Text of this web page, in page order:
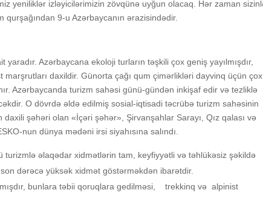
yeniliklər izləyicilərimizin zövqünə uyğun olacaq. Hər zaman
9-u Azərbaycanın ərazisindədir.
Azərbaycana ekoloji turların təşkili çox geniş yayılmışdır,
daxildir. Günorta çağı qum çimərlikləri dayvinq üçün çox
Azərbaycanda turizm sahəsi günü-gündən inkişaf edir və tezliklə
O dövrdə əldə edilmiş sosial-iqtisadi təcrübə turizm sahəsinin
daxili şəhəri olan «İçəri şəhər», Şirvanşahlar Sarayı, Qız qalası və
nun dünya mədəni irsi siyahısına salındı.
turizmlə əlaqədar xidmətlərin tam, keyfiyyətli və təhlükəsiz şəkildə
dərəcə yüksək xidmət göstərməkdən ibarətdir.
bunlara təbii qoruqlara gedilməsi, trekkinq və alpinist